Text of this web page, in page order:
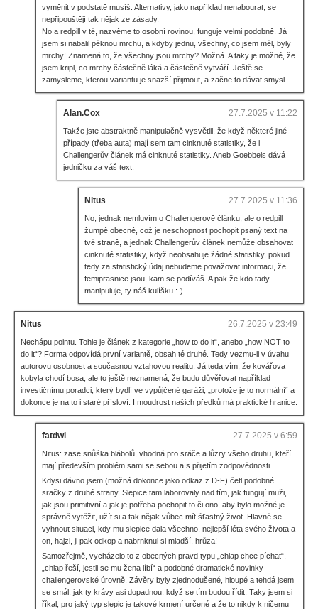
vyměnit v podstatě musíš. Alternativy, jako například nenabourat, se
nepřipouštějí tak nějak ze zásady.
No a redpill v té, nazvěme to osobní rovinou, funguje velmi podobně. Já
jsem si nabalil pěknou mrchu, a kdyby jednu, všechny, co jsem měl, byly
mrchy! Znamená to, že všechny jsou mrchy? Možná. A taky je možné, že
jsem kripl, co mrchy částečně láká a částečně vytváří. Ještě se
zamysleme, kterou variantu je snazší přijmout, a začne to dávat smysl.
Alan.Cox 27.7.2025 v 11:22
Takže jste abstraktně manipulačně vysvětlil, že když některé jiné
případy (třeba auta) mají sem tam cinknuté statistiky, že i
Challengerův článek má cinknuté statistiky. Aneb Goebbels dává
jedničku za váš text.
Nitus 27.7.2025 v 11:36
No, jednak nemluvím o Challengerově článku, ale o redpill
žumpě obecně, což je neschopnost pochopit psaný text na
tvé straně, a jednak Challengerův článek nemůže obsahovat
cinknuté statistiky, když neobsahuje žádné statistiky, pokud
tedy za statistický údaj nebudeme považovat informaci, že
femiprasnice jsou, kam se podíváš. A pak že kdo tady
manipuluje, ty náš kulíšku :-)
Nitus 26.7.2025 v 23:49
Nechápu pointu. Tohle je článek z kategorie „how to do it“, anebo „how NOT to
do it“? Forma odpovídá první variantě, obsah té druhé. Tedy vezmu-li v úvahu
autorovu osobnost a současnou vztahovou realitu. Já teda vím, že kovářova
kobyla chodí bosa, ale to ještě neznamená, že budu důvěřovat například
investičnímu poradci, který bydlí ve vypůjčené garáži, „protože je to normální“ a
dokonce je na to i staré přísloví. I moudrost našich předků má praktické hranice.
fatdwi 27.7.2025 v 6:59
Nitus: zase snůška blábolů, vhodná pro sráče a lůzry všeho druhu, kteří
mají především problém sami se sebou a s přijetím zodpovědnosti.
Kdysi dávno jsem (možná dokonce jako odkaz z D-F) četl podobné
sračky z druhé strany. Slepice tam laborovaly nad tím, jak fungují muži,
jak jsou primitivní a jak je potřeba pochopit to či ono, aby bylo možné je
správně vytěžit, užít si a tak nějak vůbec mít šťastný život. Hlavně se
vyhnout situaci, kdy mu slepice dala všechno, nejlepší léta svého života a
on, hajzl, ji pak odkop a nabrnknul si mladší, hrůza!
Samozřejmě, vycházelo to z obecných pravd typu „chlap chce píchat“,
„chlap řeší, jestli se mu žena líbí“ a podobné dramatické novinky
challengerovské úrovně. Závěry byly zjednodušené, hloupé a tehdá jsem
se smál, jak ty krávy asi dopadnou, když se tím budou řídit. Taky jsem si
říkal, pro jaký typ slepic je takové krmení určené a že to nikdy k ničemu